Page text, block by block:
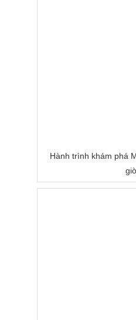
Hành trình khám phá